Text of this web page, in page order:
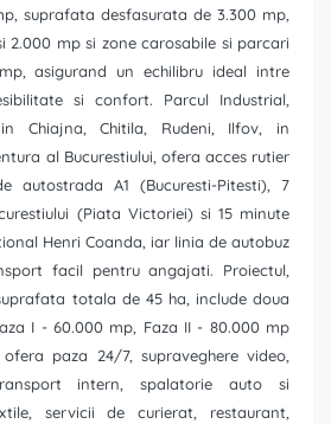
suprafata desfasurata de 3.300 mp,
2.000 mp si zone carosabile si parcari
asigurand un echilibru ideal intre
si confort. Parcul Industrial,
Chiajna, Chitila, Rudeni, Ilfov, in
al Bucurestiului, ofera acces rutier
autostrada A1 (Bucuresti-Pitesti), 7
(Piata Victoriei) si 15 minute
Henri Coanda, iar linia de autobuz
facil pentru angajati. Proiectul,
totala de 45 ha, include doua
I - 60.000 mp, Faza II - 80.000 mp
paza 24/7, supraveghere video,
intern, spalatorie auto si
servicii de curierat, restaurant,